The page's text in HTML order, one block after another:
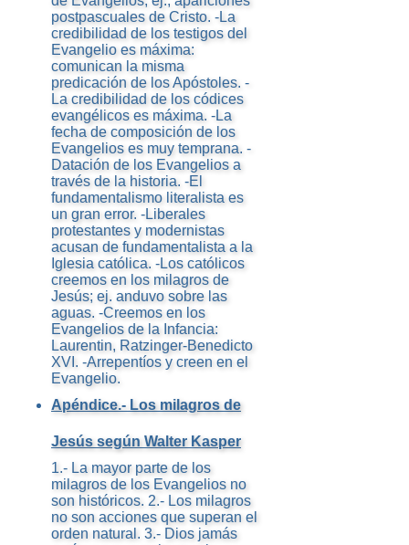
postpascuales de Cristo. -La
credibilidad de los testigos del
Evangelio es máxima:
comunican la misma
predicación de los Apóstoles. -
La credibilidad de los códices
evangélicos es máxima. -La
fecha de composición de los
Evangelios es muy temprana. -
Datación de los Evangelios a
través de la historia. -El
fundamentalismo literalista es
un gran error. -Liberales
protestantes y modernistas
acusan de fundamentalista a la
Iglesia católica. -Los católicos
creemos en los milagros de
Jesús; ej. anduvo sobre las
aguas. -Creemos en los
Evangelios de la Infancia:
Laurentin, Ratzinger-Benedicto
XVI. -Arrepentíos y creen en el
Evangelio.
Apéndice.- Los milagros de
Jesús según Walter Kasper
1.- La mayor parte de los
milagros de los Evangelios no
son históricos. 2.- Los milagros
no son acciones que superan el
orden natural. 3.- Dios jamás